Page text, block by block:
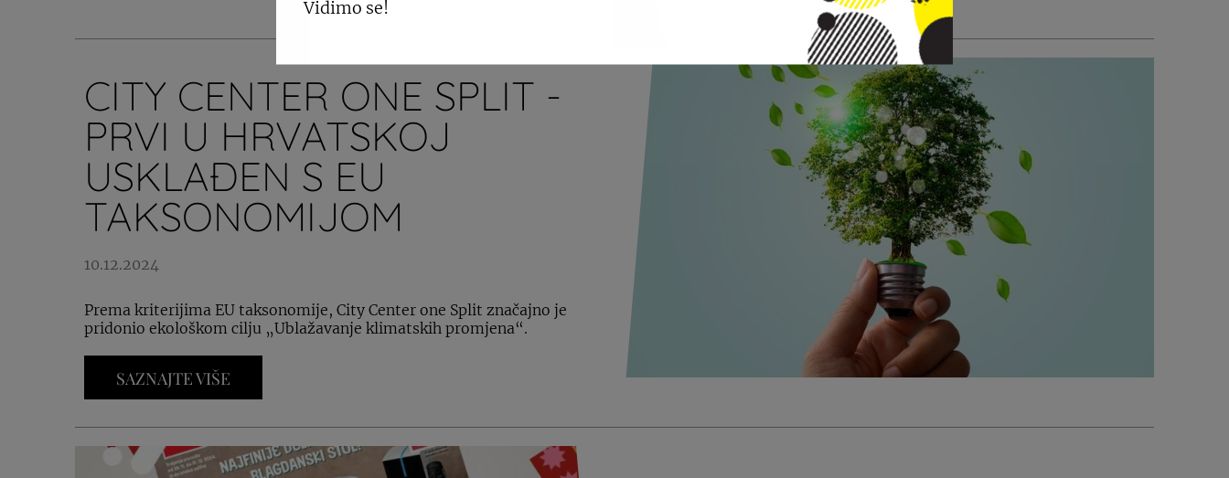
CITY CENTER ONE SPLIT -
PRVI U HRVATSKOJ
USKLAĐEN S EU
TAKSONOMIJOM
10.12.2024
Prema kriterijima EU taksonomije, City Center one Split značajno je
pridonio ekološkom cilju „Ublažavanje klimatskih promjena“.
SAZNAJTE VIŠE
Vidimo se!